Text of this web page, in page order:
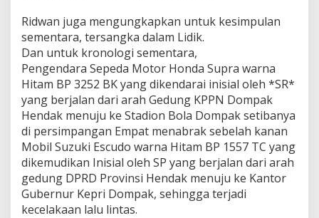
Ridwan juga mengungkapkan untuk kesimpulan
sementara, tersangka dalam Lidik.
Dan untuk kronologi sementara,
Pengendara Sepeda Motor Honda Supra warna
Hitam BP 3252 BK yang dikendarai inisial oleh *SR*
yang berjalan dari arah Gedung KPPN Dompak
Hendak menuju ke Stadion Bola Dompak setibanya
di persimpangan Empat menabrak sebelah kanan
Mobil Suzuki Escudo warna Hitam BP 1557 TC yang
dikemudikan Inisial oleh SP yang berjalan dari arah
gedung DPRD Provinsi Hendak menuju ke Kantor
Gubernur Kepri Dompak, sehingga terjadi
kecelakaan lalu lintas.